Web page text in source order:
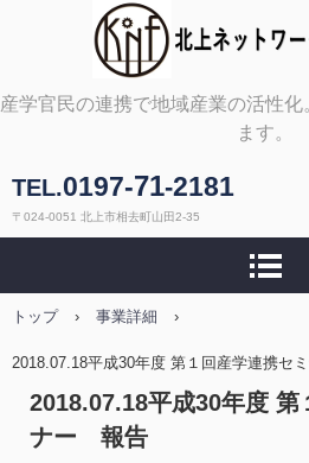
北上ネットワ
ーラム
産学官民の連携で地域産業の活性
ます。
TEL.0197-71-2181
〒024-0051 北上市相去町山田2-35
トップ › 事業詳細 ›
2018.07.18平成30年度 第１回産学連携セ
2018.07.18平成30年度 第
ナー 報告